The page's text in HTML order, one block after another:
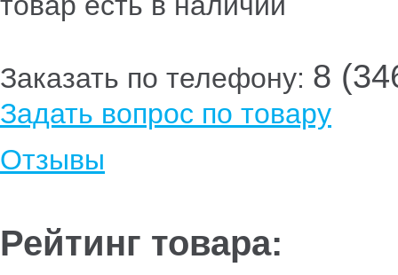
Заказать по телефону: 8
Задать вопрос по товару
Отзывы
Рейтинг товара: